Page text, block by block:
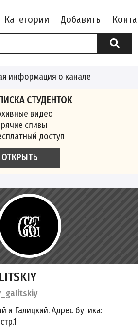
Категории Добавить
информация о канале
СТУДЕНТОК
видео
сливы
доступ
ОТКРЫТЬ
и Галицкий. Адрес бутика: